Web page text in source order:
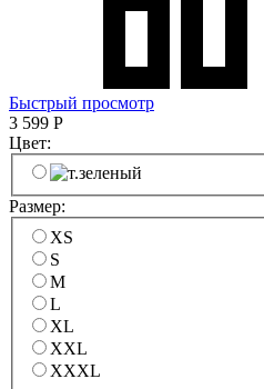
Быстрый просмотр
3 599 Р
Цвет:
Размер:
XS
S
M
L
XL
XXL
XXXL